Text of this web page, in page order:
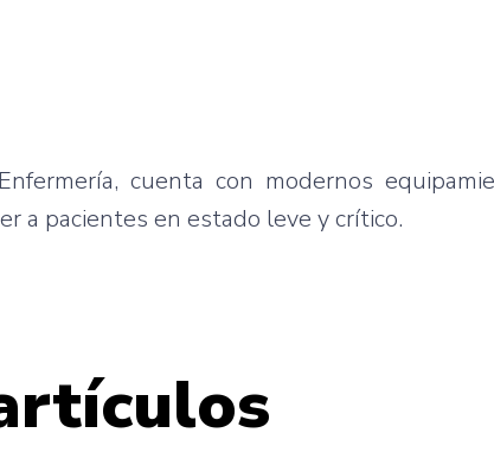
cuenta con modernos
a pacientes en estado leve y crítico.